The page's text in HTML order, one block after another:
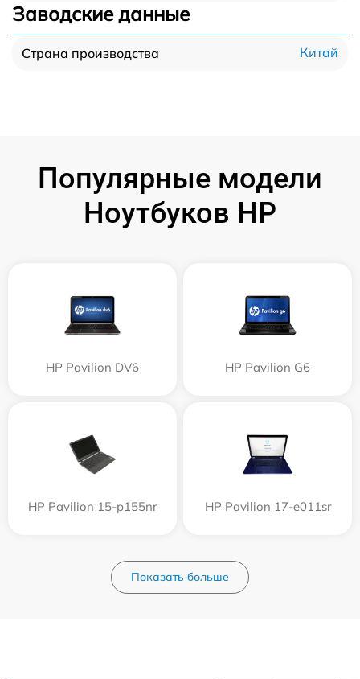
Заводские данные
Страна производства Китай
Популярные модели
Ноутбуков HP
HP Pavilion DV6 HP Pavilion G6
HP Pavilion 15-p155nr HP Pavilion 17-e011sr
Показать больше